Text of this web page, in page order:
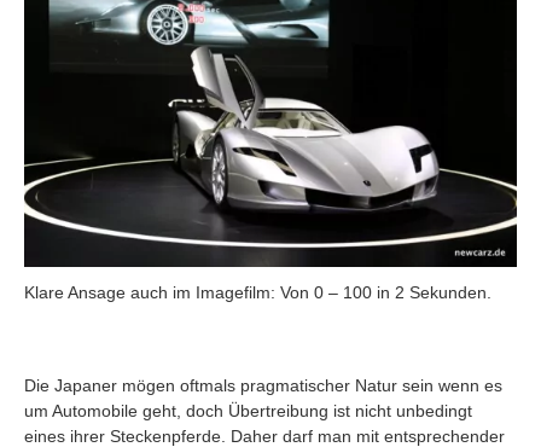
Klare Ansage auch im Imagefilm: Von 0 – 100 in 2 Sekunden.
Die Japaner mögen oftmals pragmatischer Natur sein wenn es
um Automobile geht, doch Übertreibung ist nicht unbedingt
eines ihrer Steckenpferde. Daher darf man mit entsprechender